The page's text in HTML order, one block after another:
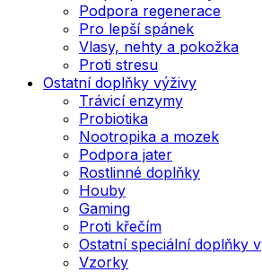
Podpora regenerace
Pro lepší spánek
Vlasy, nehty a pokožka
Proti stresu
Ostatní doplňky výživy
Trávicí enzymy
Probiotika
Nootropika a mozek
Podpora jater
Rostlinné doplňky
Houby
Gaming
Proti křečím
Ostatní speciální doplňky
Vzorky